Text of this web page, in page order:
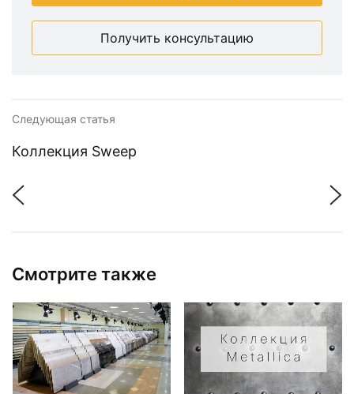
Получить консультацию
Следующая статья
Коллекция Sweep
Смотрите также